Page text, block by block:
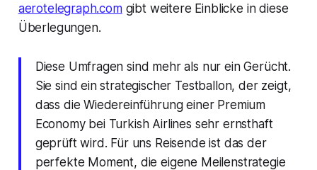
aerotelegraph.comgibt weitere Einblicke in diese
Überlegungen.
Diese Umfragen sind mehr als nur ein Gerücht.
Sie sind ein strategischer Testballon, der zeigt,
dass die Wiedereinführung einer Premium
Economy bei Turkish Airlines sehr ernsthaft
geprüft wird. Für uns Reisende ist das der
perfekte Moment, die eigene Meilenstrategie